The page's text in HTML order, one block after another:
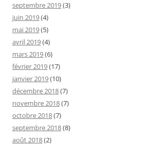
septembre 2019(3)
juin 2019(4)
mai 2019(5)
avril 2019(4)
mars 2019(6)
février 2019(17)
janvier 2019(10)
décembre 2018(7)
novembre 2018(7)
octobre 2018(7)
septembre 2018(8)
août 2018(2)